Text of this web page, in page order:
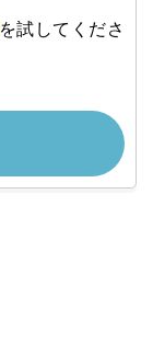
を試してくださ